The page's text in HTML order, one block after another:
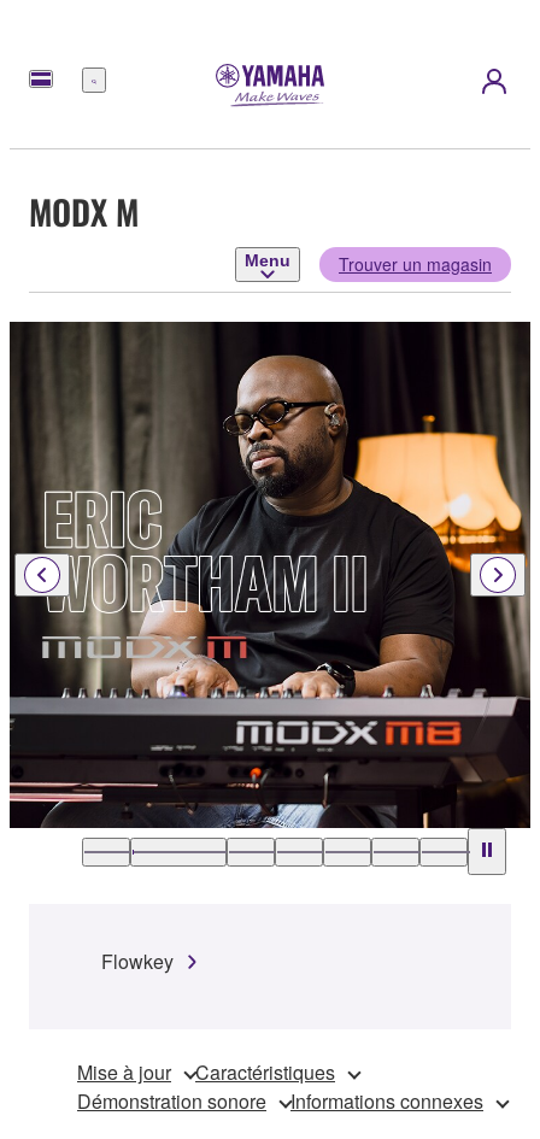
Menu
MODX M
Menu Trouver un magasin
Flowkey
Mise à jour
Caractéristiques
Démonstration sonore
Informations connexes